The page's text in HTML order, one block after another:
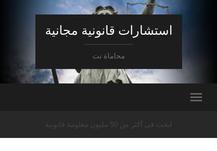
استشارات قانونية مجانية
محاماة نت
ابحث في أكثر من 50 مليون معلومة قانونية